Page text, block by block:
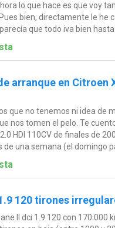
lo que hace es que voy
bien, directamente le he
que todo iva bien
arranque en Citroen
que no tenemos ni idea de
nos tomen el pelo. Te
HDI 110CV de finales de
de una semana (el domingo
120 tirones
II dci 1.9 120 con 170.000